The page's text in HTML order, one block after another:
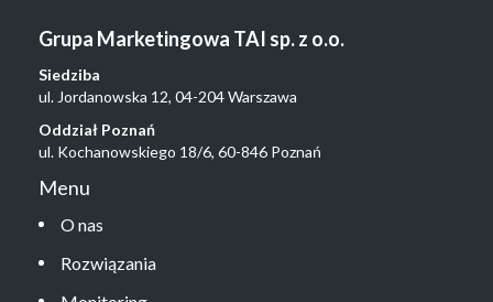
Grupa Marketingowa TAI sp. z o.o.
Siedziba
ul. Jordanowska 12, 04-204 Warszawa
Oddział Poznań
ul. Kochanowskiego 18/6, 60-846 Poznań
Menu
O nas
Rozwiązania